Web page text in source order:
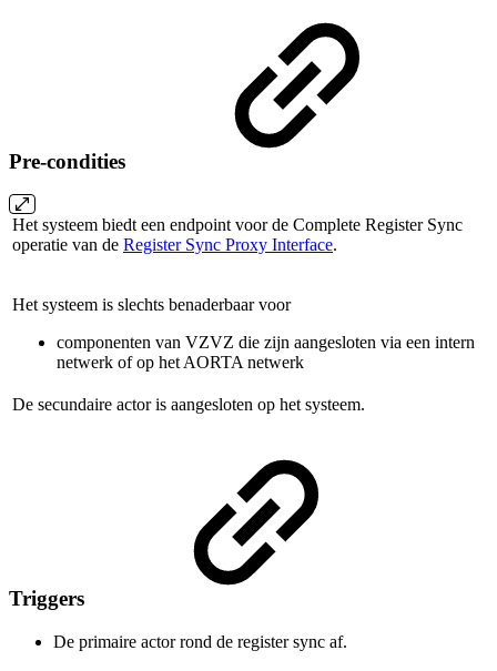
Pre-condities
Het systeem biedt een endpoint voor de Complete Register Sync
operatie van de Register Sync Proxy Interface.
Het systeem is slechts benaderbaar voor
componenten van VZVZ die zijn aangesloten via een intern
netwerk of op het AORTA netwerk
De secundaire actor is aangesloten op het systeem.
Triggers
De primaire actor rond de register sync af.